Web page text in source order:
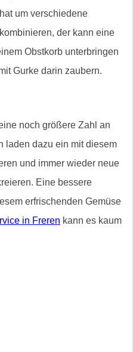
um verschiedene
der kann eine
Obstkorb unterbringen
Gurke darin zaubern.
noch größere Zahl an
laden dazu ein mit diesem
und immer wieder neue
Eine bessere
erfrischenden Gemüse
in Freren kann es kaum